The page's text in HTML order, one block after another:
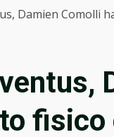
Damien Comolli
fisico